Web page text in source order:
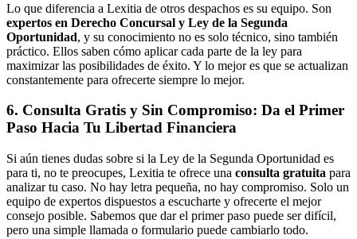
Lo que diferencia a Lexitia de otros despachos es su equipo. Son
expertos en Derecho Concursal y Ley de la Segunda
Oportunidad, y su conocimiento no es solo técnico, sino también
práctico. Ellos saben cómo aplicar cada parte de la ley para
maximizar las posibilidades de éxito. Y lo mejor es que se actualizan
constantemente para ofrecerte siempre lo mejor.
6. Consulta Gratis y Sin Compromiso: Da el Primer
Paso Hacia Tu Libertad Financiera
Si aún tienes dudas sobre si la Ley de la Segunda Oportunidad es
para ti, no te preocupes, Lexitia te ofrece una consulta gratuita para
analizar tu caso. No hay letra pequeña, no hay compromiso. Solo un
equipo de expertos dispuestos a escucharte y ofrecerte el mejor
consejo posible. Sabemos que dar el primer paso puede ser difícil,
pero una simple llamada o formulario puede cambiarlo todo.